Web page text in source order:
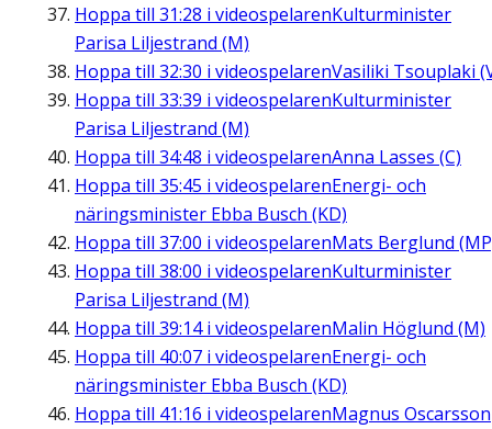
Hoppa till 31:28 i videospelarenKulturminister
Parisa Liljestrand (M)
Hoppa till 32:30 i videospelarenVasiliki Tsouplaki
Hoppa till 33:39 i videospelarenKulturminister
Parisa Liljestrand (M)
Hoppa till 34:48 i videospelarenAnna Lasses (C)
Hoppa till 35:45 i videospelarenEnergi- och
näringsminister Ebba Busch (KD)
Hoppa till 37:00 i videospelarenMats Berglund
Hoppa till 38:00 i videospelarenKulturminister
Parisa Liljestrand (M)
Hoppa till 39:14i videospelarenMalin Höglund (M)
Hoppa till 40:07 i videospelarenEnergi- och
näringsminister Ebba Busch (KD)
Hoppa till 41:16 i videospelarenMagnus Oscarsson